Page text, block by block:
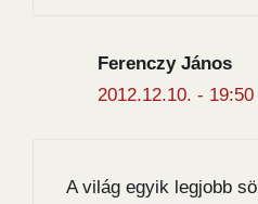
Ferenczy János
2012.12.10. - 19:50
A világ egyik legjobb